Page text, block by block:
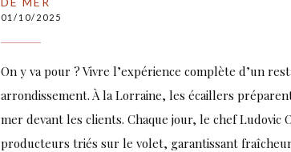
01/10/2025
On y va pour ? Vivre l’expérience complète d’un
arrondissement. À la Lorraine, les écaillers
mer devant les clients. Chaque jour, le chef Ludovic
producteurs triés sur le volet, garantissant